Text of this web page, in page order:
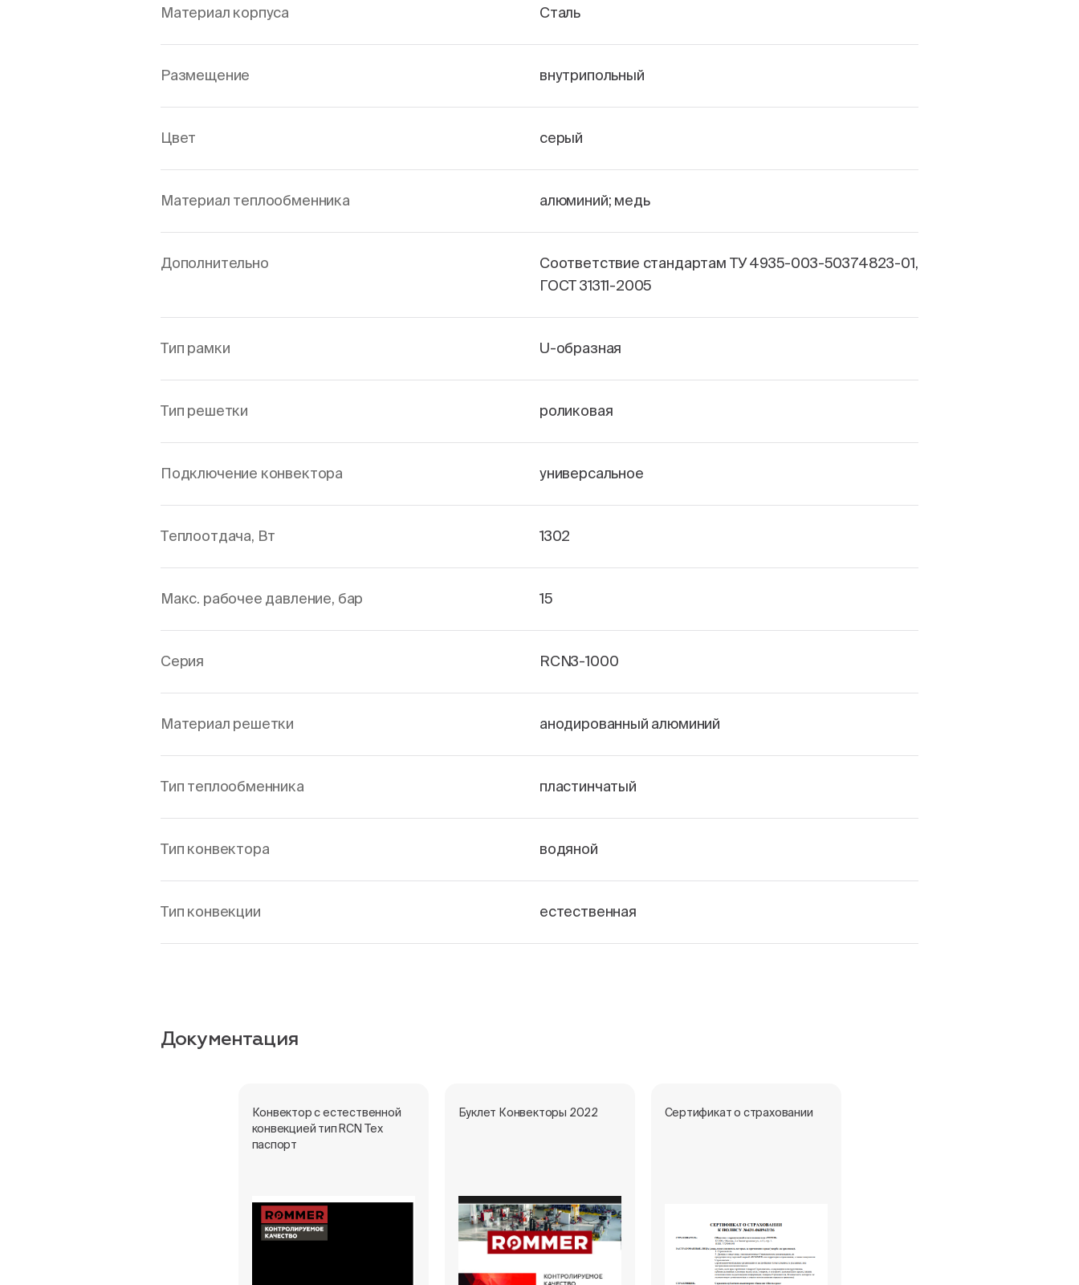
Материал корпуса Сталь
Размещение внутрипольный
Цвет серый
Материал теплообменника алюминий; медь
Дополнительно
Соответствие стандартам ТУ 4935-003-50374823-01,
ГОСТ 31311-2005
Тип рамки U-образная
Тип решетки роликовая
Подключение конвектора универсальное
Теплоотдача, Вт 1302
Макс. рабочее давление, бар 15
Серия RCN3-1000
Материал решетки анодированный алюминий
Тип теплообменника пластинчатый
Тип конвектора водяной
Тип конвекции естественная
Документация
Конвектор с естественной
конвекцией тип RCN Тех
паспорт
Буклет Конвекторы 2022 Сертификат о страховании